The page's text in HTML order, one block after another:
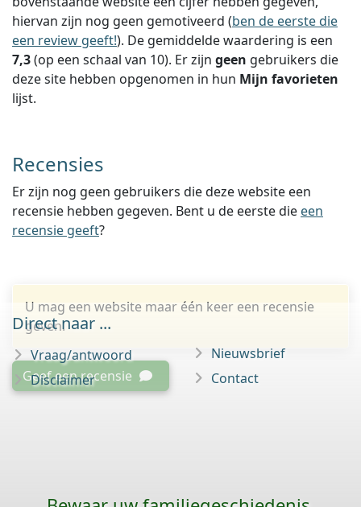
hiervan zijn nog geen gemotiveerd (ben de eerste die
een review geeft!). De gemiddelde waardering is een
7,3(op een schaal van 10). Er zijn geen gebruikers die
deze site hebben opgenomen in hun Mijn favorieten
lijst.
Recensies
Er zijn nog geen gebruikers die deze website een
recensie hebben gegeven. Bent u de eerste die een
recensie geeft?
U mag een website maar één keer een recensie
geven.
Geef een recensie
Direct naar ...
Vraag/antwoord
Disclaimer
Nieuwsbrief
Contact